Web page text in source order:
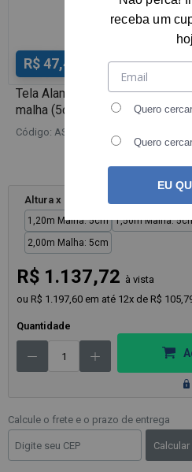
R$ 47,40
Tela Alambrado Revestida PVC
malha (5cm) - Rolo 20m
Código: ASTPV125
todo o
Altura x Malha: Selecione
1,20m Malha: 5cm 1,50m Malha:
2,00m Malha: 5cm
R$ 1.137,72 à vista
ou R$ 1.197,60 em até 12x de R$
Quantidade
Calcule o frete e o prazo de entrega
Calcular
receba um
Quero
Quero
EU